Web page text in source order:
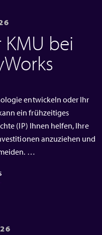
KMU bei
entwickeln oder Ihr
ein frühzeitiges
(IP) Ihnen helfen, Ihre
anzuziehen und
…